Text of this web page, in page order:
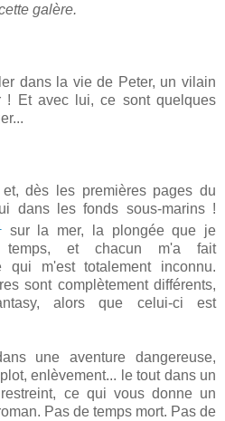
galère.
dans la vie de Peter, un vilain
! Et avec lui, ce sont quelques
dès les premières pages du
dans les fonds sous-marins !
sur la mer, la plongée que je
et chacun m'a fait
m'est totalement inconnu.
sont complètement différents,
alors que celui-ci est
une aventure dangereuse,
enlèvement... le tout dans un
ce qui vous donne un
Pas de temps mort. Pas de